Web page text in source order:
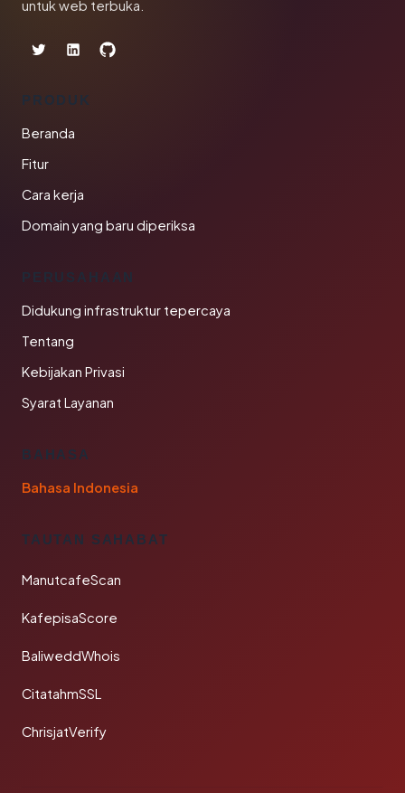
untuk web terbuka.
PRODUK
Beranda
Fitur
Cara kerja
Domain yang baru diperiksa
PERUSAHAAN
Didukung infrastruktur tepercaya
Tentang
Kebijakan Privasi
Syarat Layanan
BAHASA
Bahasa Indonesia
TAUTAN SAHABAT
ManutcafeScan
KafepisaScore
BaliweddWhois
CitatahmSSL
ChrisjatVerify